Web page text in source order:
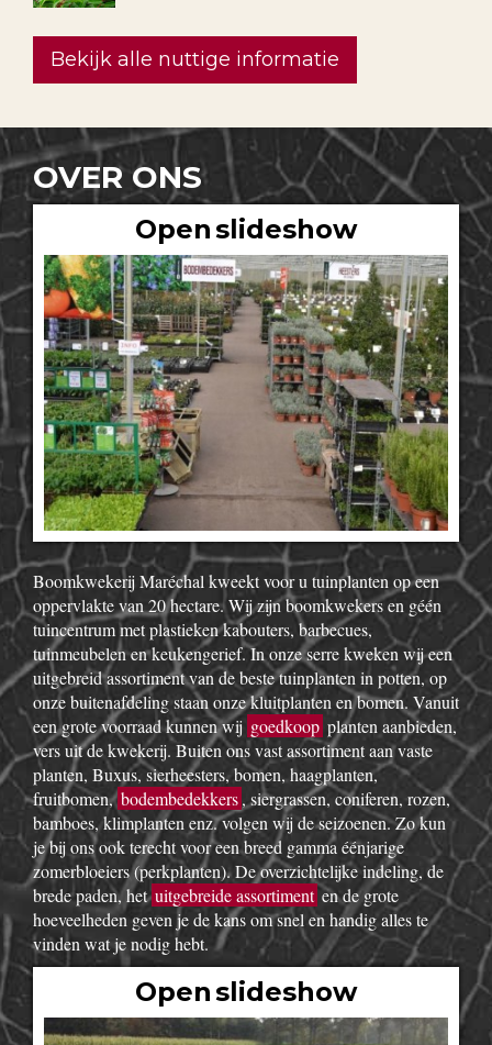
Bekijk alle nuttige informatie
OVER ONS
Open slideshow
Boomkwekerij Maréchal kweekt voor u tuinplanten op een
oppervlakte van 20 hectare. Wij zijn boomkwekers en géén
tuincentrum met plastieken kabouters, barbecues,
tuinmeubelen en keukengerief. In onze serre kweken wij een
uitgebreid assortiment van de beste tuinplanten in potten, op
onze buitenafdeling staan onze kluitplanten en bomen. Vanuit
een grote voorraad kunnen wij goedkoop planten aanbieden,
vers uit de kwekerij. Buiten ons vast assortiment aan vaste
planten, Buxus, sierheesters, bomen, haagplanten,
fruitbomen,bodembedekkers, siergrassen, coniferen, rozen,
bamboes, klimplanten enz. volgen wij de seizoenen. Zo kun
je bij ons ook terecht voor een breed gamma éénjarige
zomerbloeiers (perkplanten). De overzichtelijke indeling, de
brede paden, hetuitgebreide assortiment en de grote
hoeveelheden geven je de kans om snel en handig alles te
vinden wat je nodig hebt.
Open slideshow